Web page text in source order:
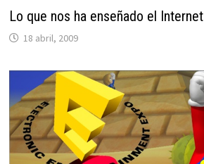
Lo que nos ha enseñado el Internet
18 abril, 2009